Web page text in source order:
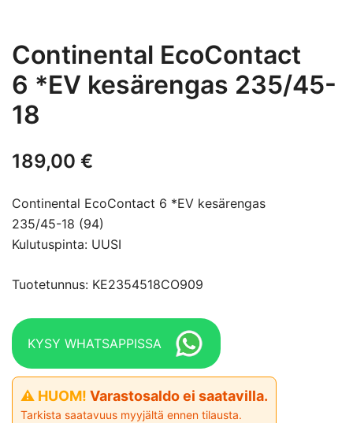
Continental EcoContact
6 *EV kesärengas 235/45-
18
189,00 €
Continental EcoContact 6 *EV kesärengas
235/45-18 (94)
Kulutuspinta: UUSI
Tuotetunnus: KE2354518CO909
KYSY WHATSAPPISSA
⚠ HUOM! Varastosaldo ei saatavilla.
Tarkista saatavuus myyjältä ennen tilausta.